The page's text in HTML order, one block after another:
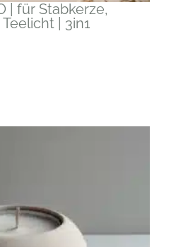
| für Stabkerze,
| 3in1